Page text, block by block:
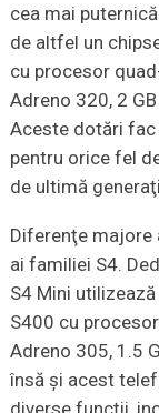
cea mai
de altfel un
cu procesor
Adreno 320, 2
Aceste dotări
pentru orice fel
de ultimă
Diferenţe majore
ai familiei S4.
S4 Mini
S400 cu
Adreno 305, 1.5
însă şi acest
diverse funcţii,